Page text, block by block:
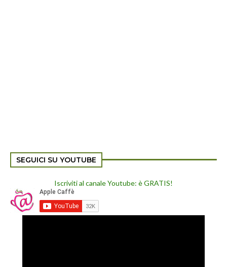
SEGUICI SU YOUTUBE
Iscriviti al canale Youtube: è GRATIS!